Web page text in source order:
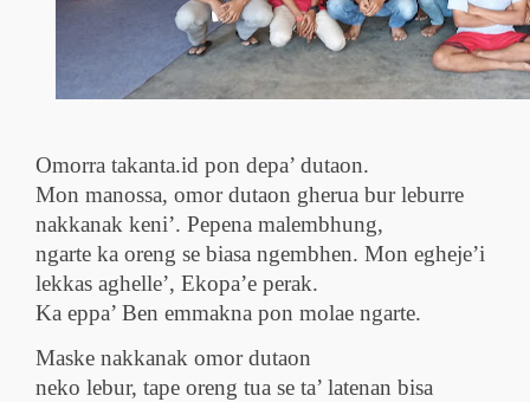
Omorra takanta.id pon depa’ dutaon.
Mon manossa, omor dutaon gherua bur leburre
nakkanak keni’. Pepena malembhung,
ngarte ka oreng se biasa ngembhen. Mon egheje’i
lekkas aghelle’, Ekopa’e perak.
Ka eppa’ Ben emmakna pon molae ngarte.
Maske nakkanak omor dutaon
neko lebur, tape oreng tua se ta’ latenan bisa